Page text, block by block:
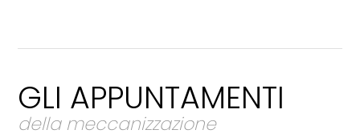
GLI APPUNTAMENTI
della meccanizzazione